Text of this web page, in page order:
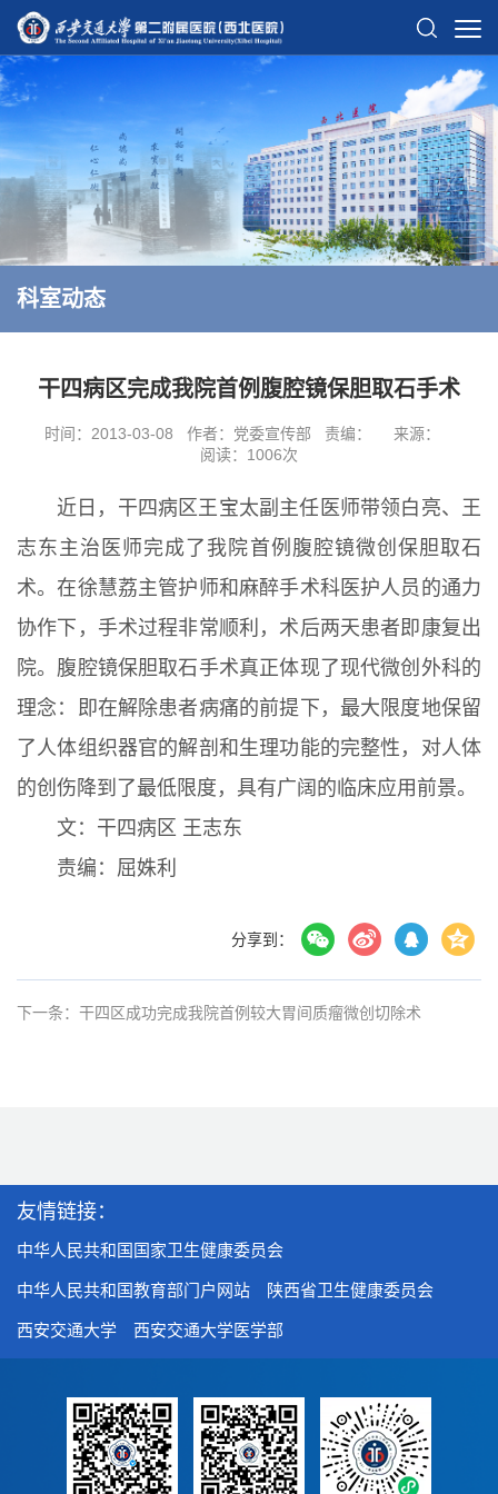
科室动态
干四病区完成我院首例腹腔镜保胆取石手术
时间：2013-03-08 作者：党委宣传部 责编：
来源：
阅读： 1006次
近日，干四病区王宝太副主任医师带领白亮、王
志东主治医师完成了我院首例腹腔镜微创保胆取石
术。在徐慧荔主管护师和麻醉手术科医护人员的通力
协作下，手术过程非常顺利，术后两天患者即康复出
院。腹腔镜保胆取石手术真正体现了现代微创外科的
理念：即在解除患者病痛的前提下，最大限度地保留
了人体组织器官的解剖和生理功能的完整性，对人体
的创伤降到了最低限度，具有广阔的临床应用前景。
文：干四病区 王志东
责编：屈姝利
分享到：
下一条：干四区成功完成我院首例较大胃间质瘤微创切除术
友情链接：
中华人民共和国国家卫生健康委员会
中华人民共和国教育部门户网站 陕西省卫生健康委员会
西安交通大学 西安交通大学医学部